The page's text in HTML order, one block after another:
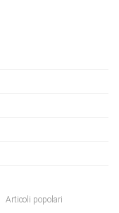
Articoli popolari